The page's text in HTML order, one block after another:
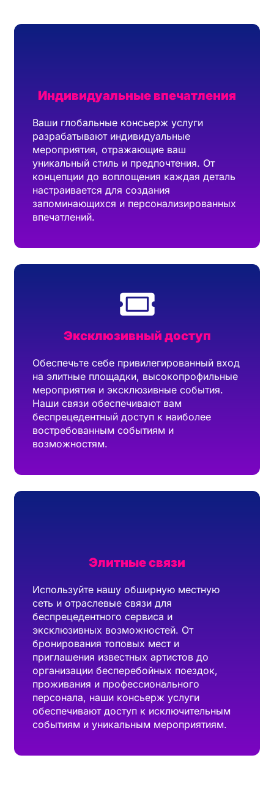
Индивидуальные впечатления
Ваши глобальные консьерж услуги
разрабатывают индивидуальные
мероприятия, отражающие ваш
уникальный стиль и предпочтения. От
концепции до воплощения каждая деталь
настраивается для создания
запоминающихся и персонализированных
впечатлений.
Эксклюзивный доступ
Обеспечьте себе привилегированный вход
на элитные площадки, высокопрофильные
мероприятия и эксклюзивные события.
Наши связи обеспечивают вам
беспрецедентный доступ к наиболее
востребованным событиям и
возможностям.
Элитные связи
Используйте нашу обширную местную
сеть и отраслевые связи для
беспрецедентного сервиса и
эксклюзивных возможностей. От
бронирования топовых мест и
приглашения известных артистов до
организации бесперебойных поездок,
проживания и профессионального
персонала, наши консьерж услуги
обеспечивают доступ к исключительным
событиям и уникальным мероприятиям.